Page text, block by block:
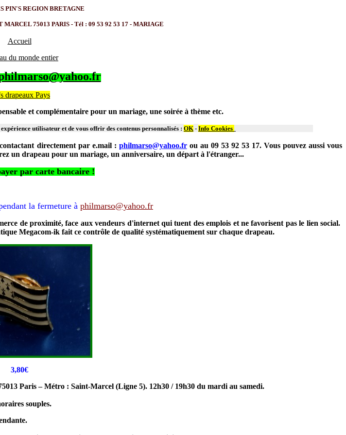
PIN'S REGION BRETAGNE
75013 PARIS - Tél : 09 53 92 53 17 - MARIAGE
Accueil
du monde entier
drapeaux Pays
et complémentaire pour un mariage, une soirée à thème etc.
utilisateur et de vous offrir des contenus personnalisés : OK - Info Cookies
directement par e.mail : philmarso@yahoo.frou au 09 53 92 53 17. Vous pouvez aussi vous
un drapeau pour un mariage, un anniversaire, un départ à l'étranger...
par carte bancaire !
la fermeture à philmarso@yahoo.fr
de proximité, face aux vendeurs d'internet qui tuent des emplois et ne favorisent pas le lien social.
Megacom-ik fait ce contrôle de qualité systématiquement sur chaque drapeau.
3,80€
Paris – Métro : Saint-Marcel (Ligne 5). 12h30 / 19h30 du mardi au samedi.
souples.